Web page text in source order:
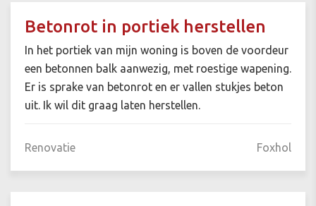
Betonrot in portiek herstellen
In het portiek van mijn woning is boven de voordeur
een betonnen balk aanwezig, met roestige wapening.
Er is sprake van betonrot en er vallen stukjes beton
uit. Ik wil dit graag laten herstellen.
Renovatie Foxhol